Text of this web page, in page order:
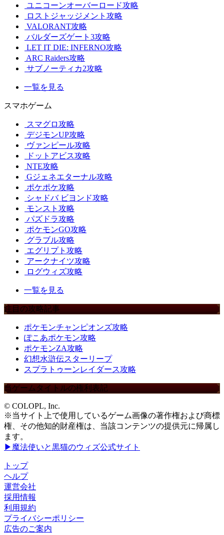
ユニコーンオーバーロード攻略
ロストジャッジメント攻略
VALORANT攻略
バルダーズゲート3攻略
LET IT DIE: INFERNO攻略
ARC Raiders攻略
サブノーティカ2攻略
一覧を見る
スマホゲーム
スマグロ攻略
デジモンUP攻略
ヴァンピール攻略
ドットアビス攻略
NTE攻略
Gジェネエターナル攻略
ポケポケ攻略
シャドバ ビヨンド攻略
モンスト攻略
パズドラ攻略
ポケモンGO攻略
グラブル攻略
エグリプト攻略
アークナイツ攻略
ログウィズ攻略
一覧を見る
注目の攻略記事
ポケモンチャンピオンズ攻略
ぽこあポケモン攻略
ポケモンZA攻略
幻想水滸伝スターリープ
スプラトゥーンレイダース攻略
当ゲームタイトルの権利表記
© COLOPL, Inc.
※当サイト上で使用しているゲーム画像の著作権および商標
権、その他知的財産権は、当該コンテンツの提供元に帰属し
ます。
▶魔法使いと黒猫のウィズ公式サイト
トップ
ヘルプ
運営会社
採用情報
利用規約
プライバシーポリシー
広告のご案内